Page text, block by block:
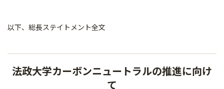
以下、総長ステイトメント全文
法政大学カーボンニュートラルの推進に向け
て